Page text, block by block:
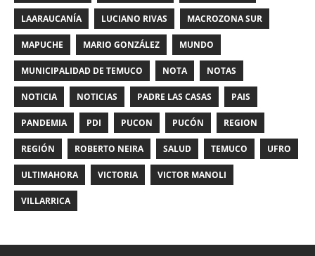
LAARAUCANÍA LUCIANO RIVAS MACROZONA SUR
MAPUCHE MARIO GONZÁLEZ MUNDO
MUNICIPALIDAD DE TEMUCO NOTA NOTAS
NOTICIA NOTICIAS PADRE LAS CASAS PAIS
PANDEMIA PDI PUCON PUCÓN REGION
REGIÓN ROBERTO NEIRA SALUD TEMUCO UFRO
ULTIMAHORA VICTORIA VICTOR MANOLI
VILLARRICA